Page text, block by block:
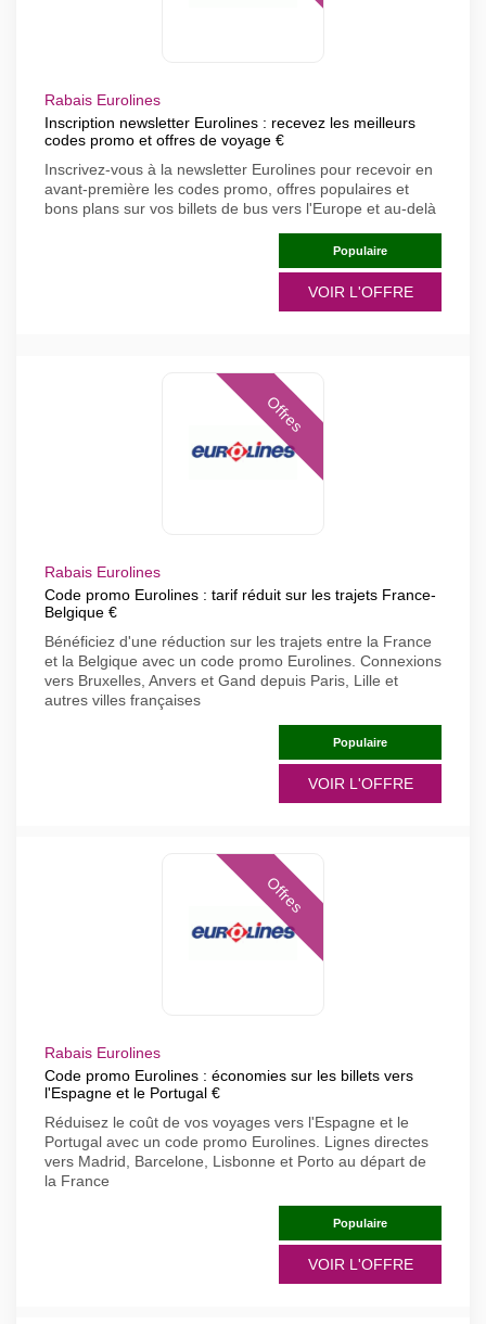
Rabais Eurolines
Inscription newsletter Eurolines : recevez les meilleurs
codes promo et offres de voyage €
Inscrivez-vous à la newsletter Eurolines pour recevoir en
avant-première les codes promo, offres populaires et
bons plans sur vos billets de bus vers l'Europe et au-delà
Populaire
VOIR L'OFFRE
Offres
Rabais Eurolines
Code promo Eurolines : tarif réduit sur les trajets France-
Belgique €
Bénéficiez d'une réduction sur les trajets entre la France
et la Belgique avec un code promo Eurolines. Connexions
vers Bruxelles, Anvers et Gand depuis Paris, Lille et
autres villes françaises
Populaire
VOIR L'OFFRE
Offres
Rabais Eurolines
Code promo Eurolines : économies sur les billets vers
l'Espagne et le Portugal €
Réduisez le coût de vos voyages vers l'Espagne et le
Portugal avec un code promo Eurolines. Lignes directes
vers Madrid, Barcelone, Lisbonne et Porto au départ de
la France
Populaire
VOIR L'OFFRE